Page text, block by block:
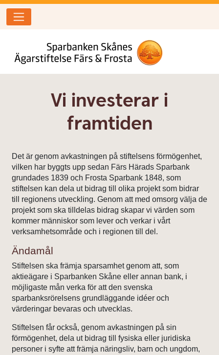
Vi investerar i
framtiden
Det är genom avkastningen på stiftelsens förmögenhet,
vilken har byggts upp sedan Färs Härads Sparbank
grundades 1839 och Frosta Sparbank 1848, som
stiftelsen kan dela ut bidrag till olika projekt som bidrar
till regionens utveckling. Genom att med omsorg välja de
projekt som ska tilldelas bidrag skapar vi värden som
kommer människor som lever och verkar i vårt
verksamhetsområde och i regionen till del.
Ändamål
Stiftelsen ska främja sparsamhet genom att, som
aktieägare i Sparbanken Skåne eller annan bank, i
möjligaste mån verka för att den svenska
sparbanksrörelsens grundläggande idéer och
värderingar bevaras och utvecklas.
Stiftelsen får också, genom avkastningen på sin
förmögenhet, dela ut bidrag till fysiska eller juridiska
personer i syfte att främja näringsliv, barn och ungdom,